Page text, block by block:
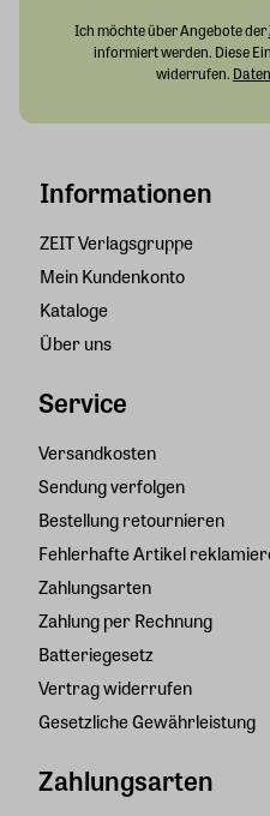
Informationen
ZEIT Verlagsgruppe
Mein Kundenkonto
Kataloge
Über uns
Service
Versandkosten
Sendung verfolgen
Bestellung retournieren
Fehlerhafte Artikel
Zahlungsarten
Zahlung per Rechnung
Batteriegesetz
Vertrag widerrufen
Gesetzliche Gewährleistung
Zahlungsarten
Ich möchte über Angebote der
informiert werden. Diese
widerrufen.